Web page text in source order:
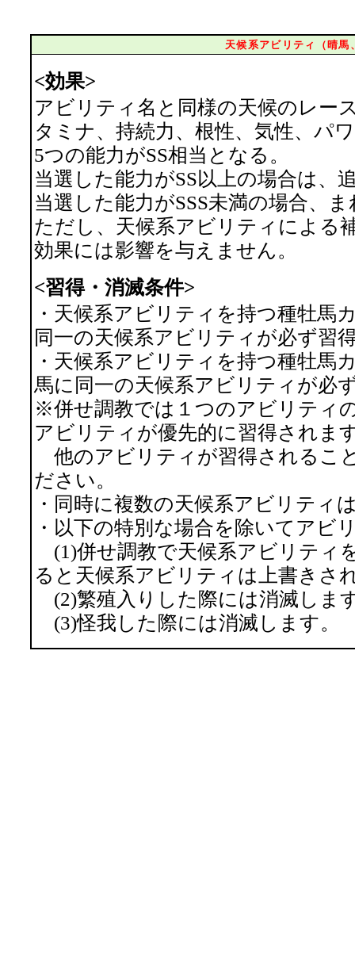
天候系アビリティ（晴馬
<効果>
アビリティ名と同様の天候のレー
タミナ、持続力、根性、気性、パ
5つの能力がSS相当となる。
当選した能力がSS以上の場合は、
当選した能力がSSS未満の場合、
ただし、天候系アビリティによる
効果には影響を与えません。
<習得・消滅条件>
・天候系アビリティを持つ種牡馬
同一の天候系アビリティが必ず習
・天候系アビリティを持つ種牡馬
馬に同一の天候系アビリティが必
※併せ調教では１つのアビリティ
アビリティが優先的に習得されま
他のアビリティが習得されるこ
ださい。
・同時に複数の天候系アビリティ
・以下の特別な場合を除いてアビ
(1)併せ調教で天候系アビリティ
ると天候系アビリティは上書きさ
(2)繁殖入りした際には消滅しま
(3)怪我した際には消滅します。